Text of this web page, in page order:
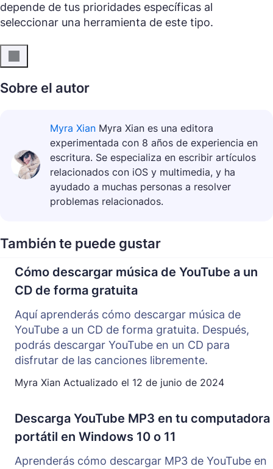
depende de tus prioridades específicas al
seleccionar una herramienta de este tipo.
Sobre el autor
Myra Xian Myra Xian es una editora
experimentada con 8 años de experiencia en
escritura. Se especializa en escribir artículos
relacionados con iOS y multimedia, y ha
ayudado a muchas personas a resolver
problemas relacionados.
También te puede gustar
Cómo descargar música de YouTube a un
CD de forma gratuita
Aquí aprenderás cómo descargar música de
YouTube a un CD de forma gratuita. Después,
podrás descargar YouTube en un CD para
disfrutar de las canciones libremente.
Myra Xian Actualizado el 12 de junio de 2024
Descarga YouTube MP3 en tu computadora
portátil en Windows 10 o 11
Aprenderás cómo descargar MP3 de YouTube en